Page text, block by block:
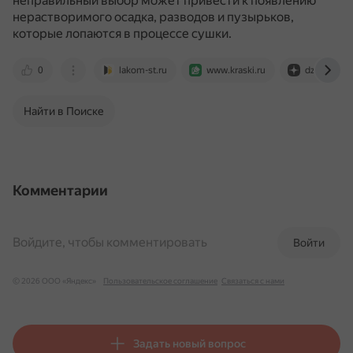
нерастворимого осадка, разводов и пузырьков,
которые лопаются в процессе сушки.
0 lakom-st.ru www.kraski.ru dzen.ru
Найти в Поиске
Комментарии
Войти
Войдите, чтобы комментировать
© 2026 ООО «Яндекс» Пользовательское соглашение Связаться с нами
Задать новый вопрос